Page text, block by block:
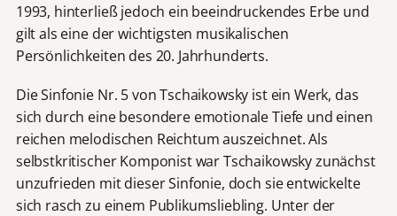
1993, hinterließ jedoch ein beeindruckendes Erbe und
gilt als eine der wichtigsten musikalischen
Persönlichkeiten des 20. Jahrhunderts.
Die Sinfonie Nr. 5 von Tschaikowsky ist ein Werk, das
sich durch eine besondere emotionale Tiefe und einen
reichen melodischen Reichtum auszeichnet. Als
selbstkritischer Komponist war Tschaikowsky zunächst
unzufrieden mit dieser Sinfonie, doch sie entwickelte
sich rasch zu einem Publikumsliebling. Unter der